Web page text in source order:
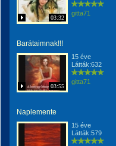
03:32
gitta71
Barátaimnak!!!
03:55
15 éve
Látták:632
gitta71
Naplemente
15 éve
Látták:579